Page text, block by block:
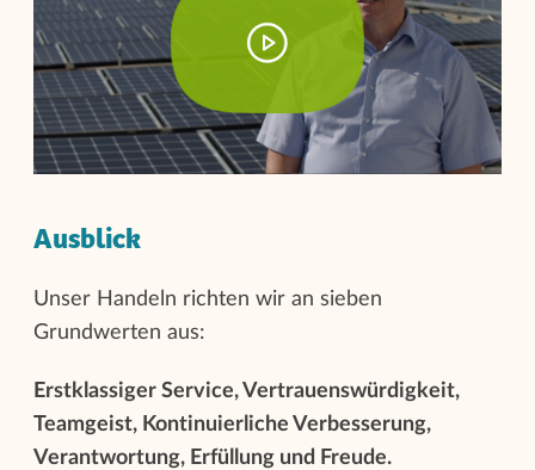
Ausblick
Unser Handeln richten wir an sieben
Grundwerten aus:
Erstklassiger Service, Vertrauenswürdigkeit,
Teamgeist, Kontinuierliche Verbesserung,
Verantwortung, Erfüllung und Freude.